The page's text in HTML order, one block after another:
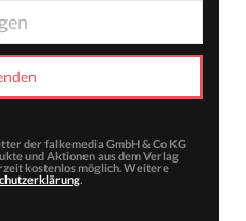
der falkemedia GmbH & Co KG
und Aktionen aus dem Verlag
kostenlos möglich. Weitere
.